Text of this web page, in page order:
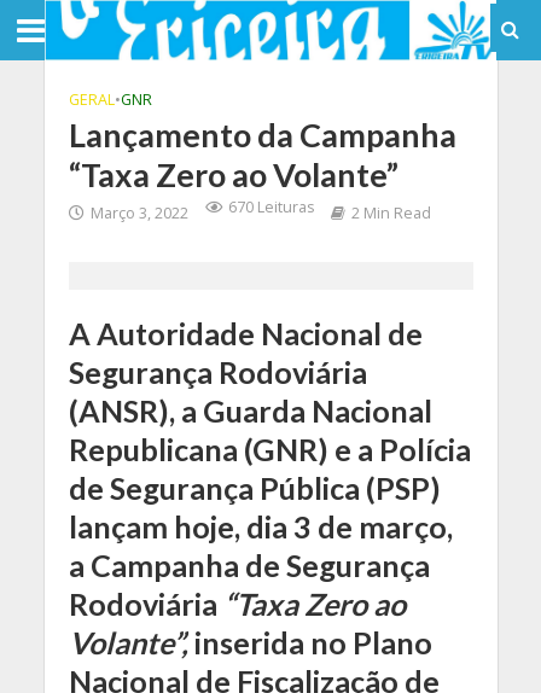
GERAL•GNR
Lançamento da Campanha
“Taxa Zero ao Volante”
Março 3, 2022 670 Leituras 2 Min Read
A Autoridade Nacional de
Segurança Rodoviária
(ANSR), a Guarda Nacional
Republicana (GNR) e a Polícia
de Segurança Pública (PSP)
lançam hoje, dia 3 de março,
a Campanha de Segurança
Rodoviária “Taxa Zero ao
Volante”,inserida no Plano
Nacional de Fiscalização de